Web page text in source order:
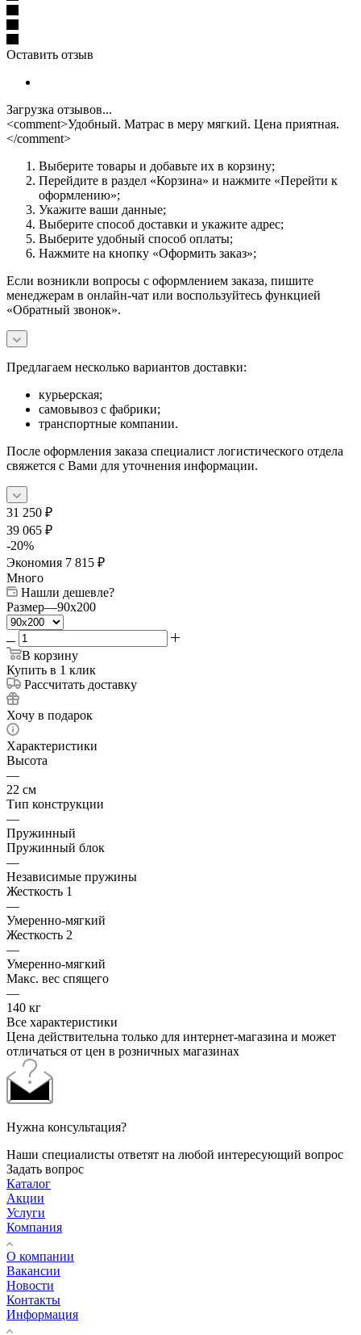
Оставить отзыв
Загрузка отзывов...
<comment>Удобный. Матрас в меру мягкий. Цена приятная.
</comment>
Выберите товары и добавьте их в корзину;
Перейдите в раздел «Корзина» и нажмите «Перейти к
оформлению»;
Укажите ваши данные;
Выберите способ доставки и укажите адрес;
Выберите удобный способ оплаты;
Нажмите на кнопку «Оформить заказ»;
Если возникли вопросы с оформлением заказа, пишите
менеджерам в онлайн-чат или воспользуйтесь функцией
«Обратный звонок».
Предлагаем несколько вариантов доставки:
курьерская;
самовывоз с фабрики;
транспортные компании.
После оформления заказа специалист логистического отдела
свяжется с Вами для уточнения информации.
31 250 ₽
39 065 ₽
-20%
Экономия 7 815 ₽
Много
Нашли дешевле?
Размер—90x200
В корзину
Купить в 1 клик
Рассчитать доставку
Хочу в подарок
Характеристики
Высота
—
22 см
Тип конструкции
—
Пружинный
Пружинный блок
—
Независимые пружины
Жесткость 1
—
Умеренно-мягкий
Жесткость 2
—
Умеренно-мягкий
Макс. вес спящего
—
140 кг
Все характеристики
Цена действительна только для интернет-магазина и может
отличаться от цен в розничных магазинах
Нужна консультация?
Наши специалисты ответят на любой интересующий вопрос
Задать вопрос
Каталог
Акции
Услуги
Компания
О компании
Вакансии
Новости
Контакты
Информация